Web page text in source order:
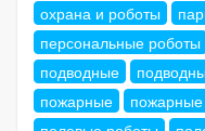
охрана и роботы
персональные роботы
подводные
пожарные